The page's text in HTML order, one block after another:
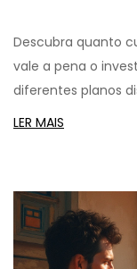
Descubra quanto
vale a pena o
diferentes planos
ser integrada em
e dicas práticas
LER MAIS